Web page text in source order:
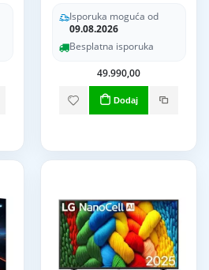
Isporuka moguća od
09.08.2026
Besplatna isporuka
49.990,00
Dodaj